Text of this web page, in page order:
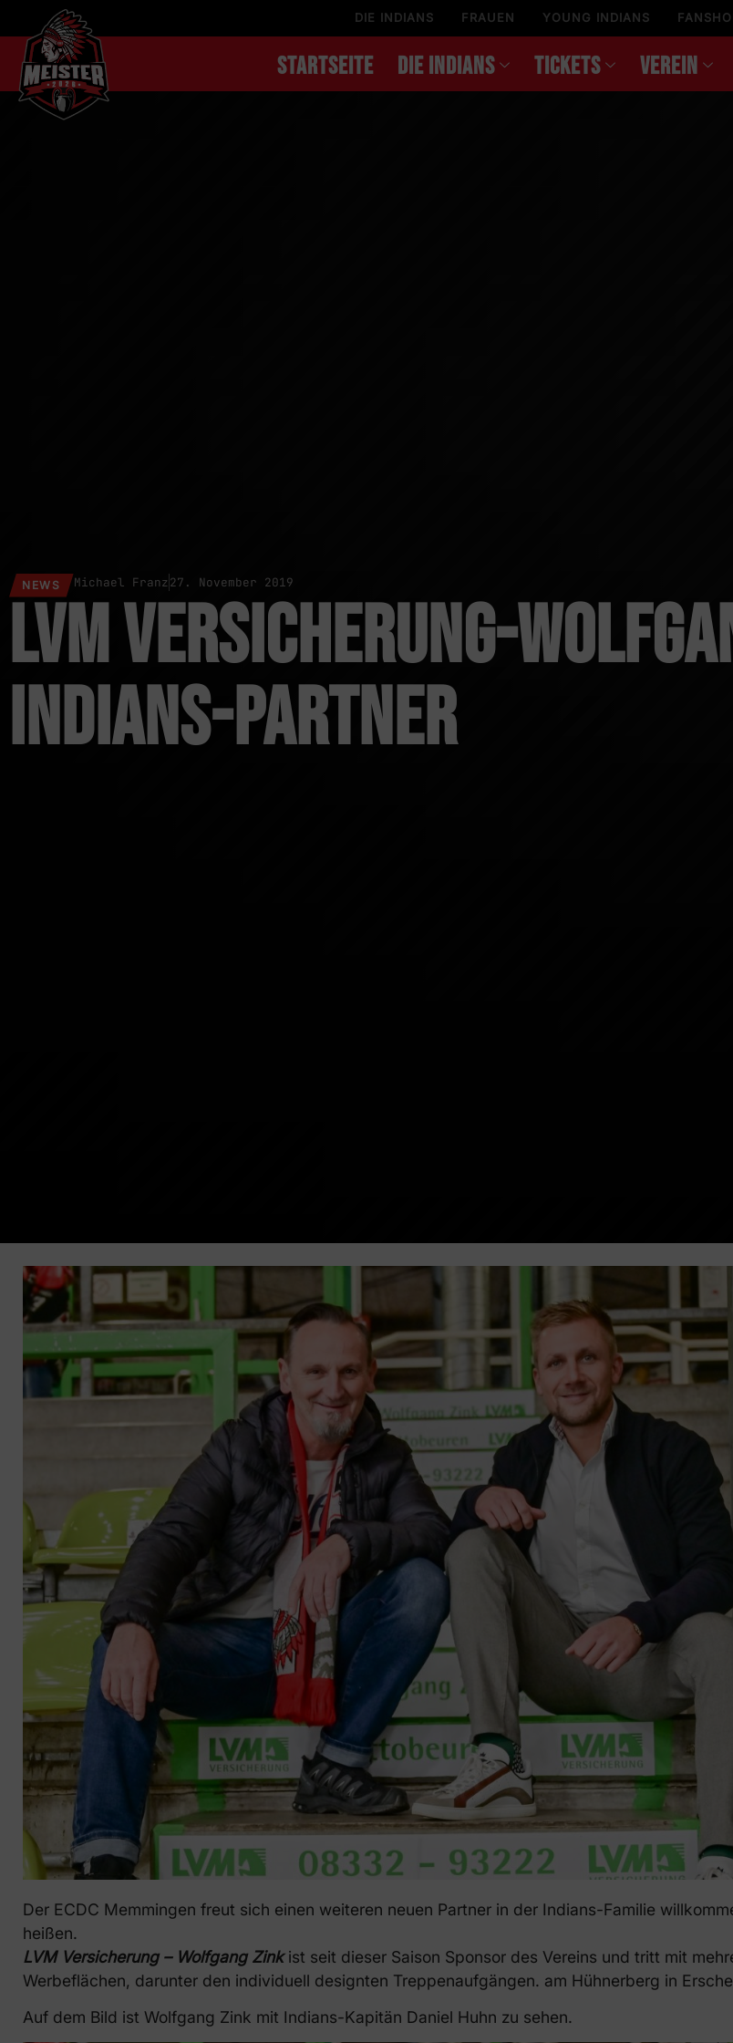
DIE INDIANS FRAUEN YOUNG INDIANS
STARTSEITE DIE INDIANS TICKETS VEREIN
NEWS Michael Franz27. November 2019
LVM Versicherung-
Indians-Partner
Der ECDC Memmingen freut sich einen weiteren neuen Partner in der Indians-Familie
heißen.
LVM Versicherung – Wolfgang Zinkist seit dieser Saison Sponsor des Vereins und tritt mit
Werbeflächen, darunter den individuell designten Treppenaufgängen. am Hühnerberg in
Auf dem Bild ist Wolfgang Zink mit Indians-Kapitän Daniel Huhn zu sehen.